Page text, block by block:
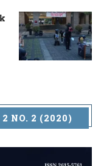
NO. 2 (2020)